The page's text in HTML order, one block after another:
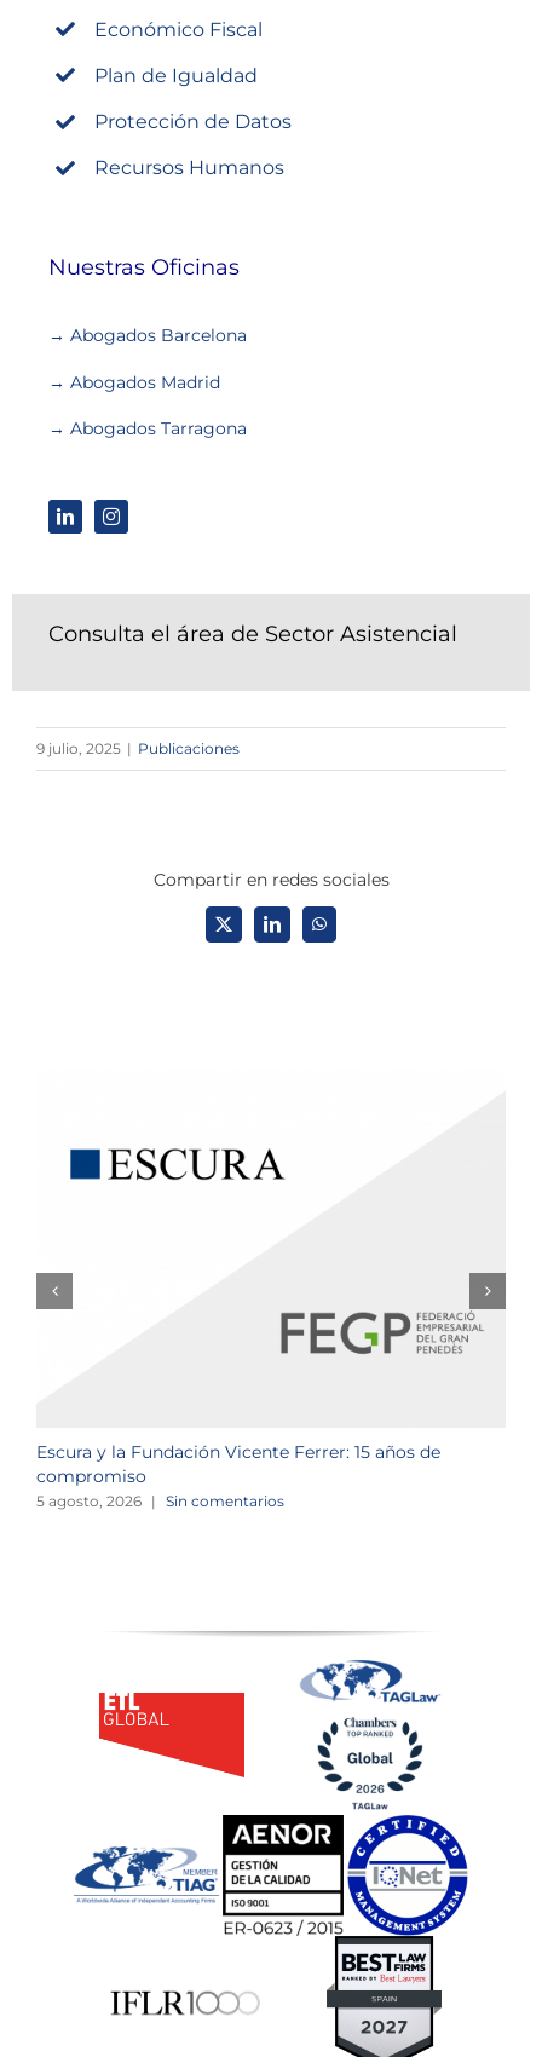
Económico Fiscal
Plan de Igualdad
Protección de Datos
Recursos Humanos
Nuestras Oficinas
→ Abogados Barcelona
→ Abogados Madrid
→ Abogados Tarragona
Consulta el área de Sector Asistencial
9 julio, 2025 | Publicaciones
Compartir en redes sociales
X LinkedInWhatsApp
Escura y la Fundación Vicente Ferrer: 15 años de
compromiso
5 agosto, 2026 | Sin comentarios